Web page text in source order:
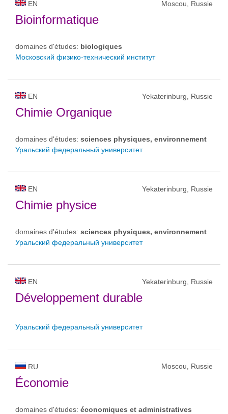
EN Moscou, Russie
Bioinformatique
domaines d'études: biologiques
Московский физико-технический институт
EN Yekaterinburg, Russie
Chimie Organique
domaines d'études: sciences physiques, environnement
Уральский федеральный университет
EN Yekaterinburg, Russie
Chimie physice
domaines d'études: sciences physiques, environnement
Уральский федеральный университет
EN Yekaterinburg, Russie
Développement durable
Уральский федеральный университет
RU Moscou, Russie
Économie
domaines d'études: économiques et administratives